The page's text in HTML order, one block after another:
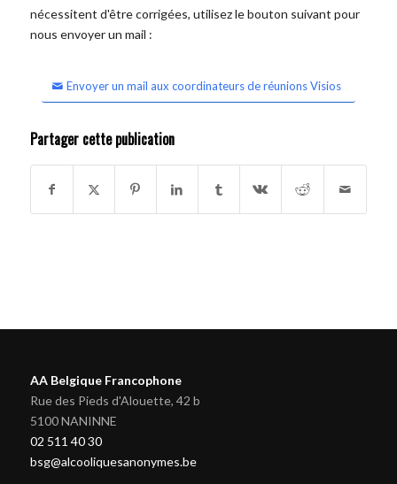
nécessitent d'être corrigées, utilisez le bouton suivant pour
nous envoyer un mail :
Envoyer un mail aux coordinateurs de réunions Visios
Partager cette publication
AA Belgique Francophone
Rue des Pieds d'Alouette, 42 b
5100 NANINNE
02 511 40 30
bsg@alcooliquesanonymes.be